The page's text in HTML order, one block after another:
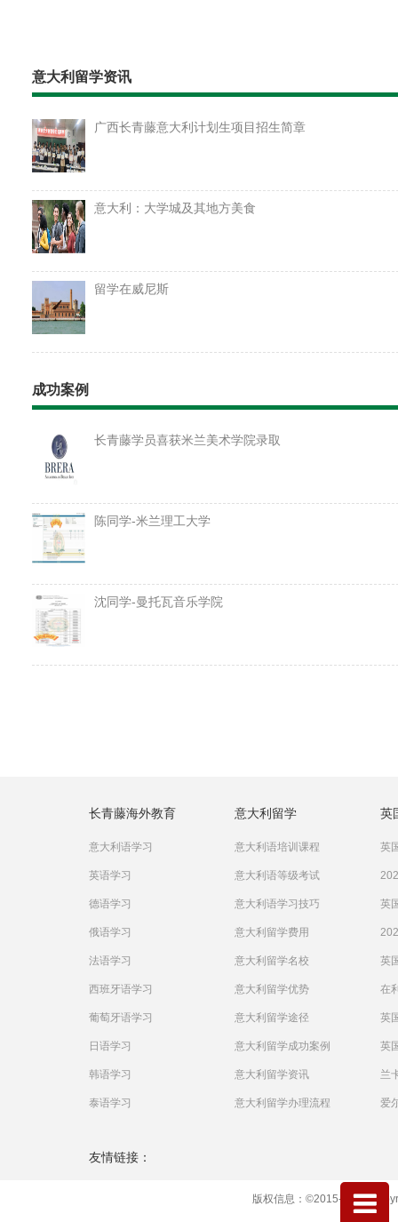
意大利留学资讯
广西长青藤意大利计划生项目招生简章
意大利：大学城及其地方美食
留学在威尼斯
成功案例
长青藤学员喜获米兰美术学院录取
陈同学-米兰理工大学
沈同学-曼托瓦音乐学院
长青藤海外教育
意大利语学习
英语学习
德语学习
俄语学习
法语学习
西班牙语学习
葡萄牙语学习
日语学习
韩语学习
泰语学习
意大利留学
意大利语培训课程
意大利语等级考试
意大利语学习技巧
意大利留学费用
意大利留学名校
意大利留学优势
意大利留学途径
意大利留学成功案例
意大利留学资讯
意大利留学办理流程
英
英
英
英
在
英
英
兰
爱
友情链接：
版权信息：©2015-2020